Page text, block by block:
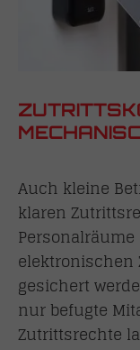
Auch kleine
klaren
gesichert
nur befugte
Zutrittsrechte